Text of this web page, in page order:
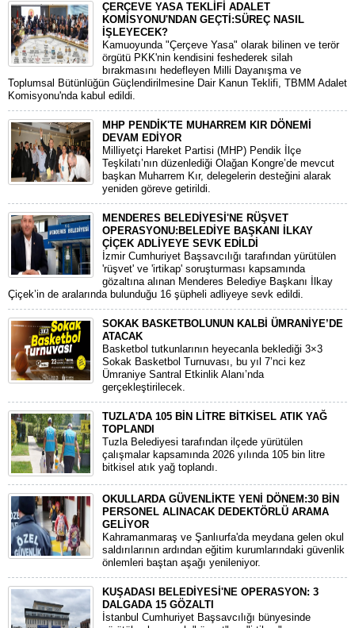
ÇERÇEVE YASA TEKLİFİ ADALET
KOMİSYONU'NDAN GEÇTİ:SÜREÇ NASIL
İŞLEYECEK?
​Kamuoyunda "Çerçeve Yasa" olarak bilinen ve terör
örgütü PKK'nin kendisini feshederek silah
bırakmasını hedefleyen Milli Dayanışma ve
Toplumsal Bütünlüğün Güçlendirilmesine Dair Kanun Teklifi, TBMM Adalet
Komisyonu'nda kabul edildi.
MHP PENDİK'TE MUHARREM KIR DÖNEMİ
DEVAM EDİYOR
​Milliyetçi Hareket Partisi (MHP) Pendik İlçe
Teşkilatı’nın düzenlediği Olağan Kongre’de mevcut
başkan Muharrem Kır, delegelerin desteğini alarak
yeniden göreve getirildi.
MENDERES BELEDİYESİ'NE RÜŞVET
OPERASYONU:BELEDİYE BAŞKANI İLKAY
ÇİÇEK ADLİYEYE SEVK EDİLDİ
​İzmir Cumhuriyet Başsavcılığı tarafından yürütülen
'rüşvet' ve 'irtikap' soruşturması kapsamında
gözaltına alınan Menderes Belediye Başkanı İlkay
Çiçek’in de aralarında bulunduğu 16 şüpheli adliyeye sevk edildi.
SOKAK BASKETBOLUNUN KALBİ ÜMRANİYE’DE
ATACAK
Basketbol tutkunlarının heyecanla beklediği 3×3
Sokak Basketbol Turnuvası, bu yıl 7’nci kez
Ümraniye Santral Etkinlik Alanı’nda
gerçekleştirilecek.
TUZLA'DA 105 BİN LİTRE BİTKİSEL ATIK YAĞ
TOPLANDI
Tuzla Belediyesi tarafından ilçede yürütülen
çalışmalar kapsamında 2026 yılında 105 bin litre
bitkisel atık yağ toplandı.
OKULLARDA GÜVENLİKTE YENİ DÖNEM:30 BİN
PERSONEL ALINACAK DEDEKTÖRLÜ ARAMA
GELİYOR
​Kahramanmaraş ve Şanlıurfa'da meydana gelen okul
saldırılarının ardından eğitim kurumlarındaki güvenlik
önlemleri baştan aşağı yenileniyor.
KUŞADASI BELEDİYESİ'NE OPERASYON: 3
DALGADA 15 GÖZALTI
​İstanbul Cumhuriyet Başsavcılığı bünyesinde